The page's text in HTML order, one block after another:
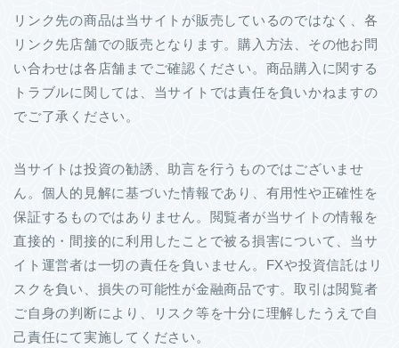
リンク先の商品は当サイトが販売しているのではなく、各
リンク先店舗での販売となります。購入方法、その他お問
い合わせは各店舗までご確認ください。商品購入に関する
トラブルに関しては、当サイトでは責任を負いかねますの
でご了承ください。
当サイトは投資の勧誘、助言を行うものではございませ
ん。個人的見解に基づいた情報であり、有用性や正確性を
保証するものではありません。閲覧者が当サイトの情報を
直接的・間接的に利用したことで被る損害について、当サ
イト運営者は一切の責任を負いません。FXや投資信託はリ
スクを負い、損失の可能性が金融商品です。取引は閲覧者
ご自身の判断により、リスク等を十分に理解したうえで自
己責任にて実施してください。